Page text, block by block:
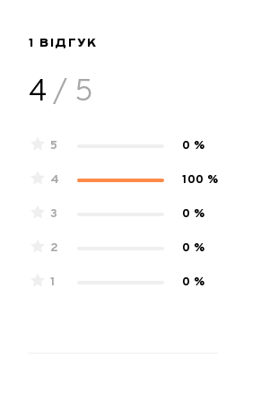
1 ВІДГУК
4/ 5
5 0 %
4 100 %
3 0 %
2 0 %
1 0 %